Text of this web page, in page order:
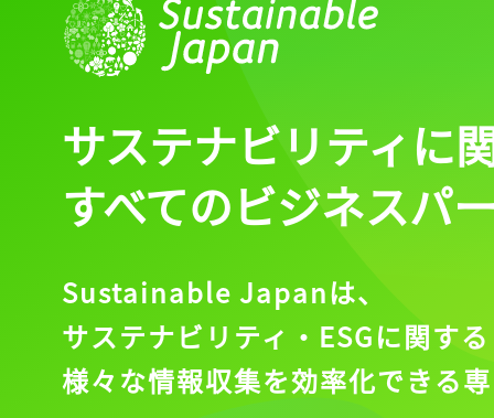
サステナビリティに
すべてのビジネスパ
Sustainable Japanは、
サステナビリティ・ESGに関する
様々な情報収集を効率化できる